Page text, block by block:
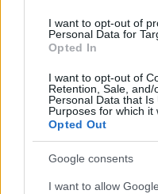
I want to opt-out of
Personal Data for
Opted In
I want to opt-out of
Retention, Sale,
Personal Data that
Purposes for which it
Opted Out
Google consents
I want to allow
Υπενθυμίζεται ότι
ρεύμα εισόδου
επιτρεπόμενου